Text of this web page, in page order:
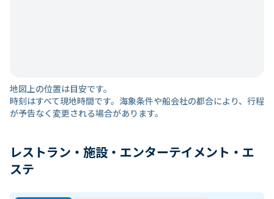
地図上の位置は目安です。
時刻はすべて現地時間です。海象条件や船会社の都合により、行程
が予告なく変更される場合があります。
レストラン・施設・エンターテイメント・エ
ステ